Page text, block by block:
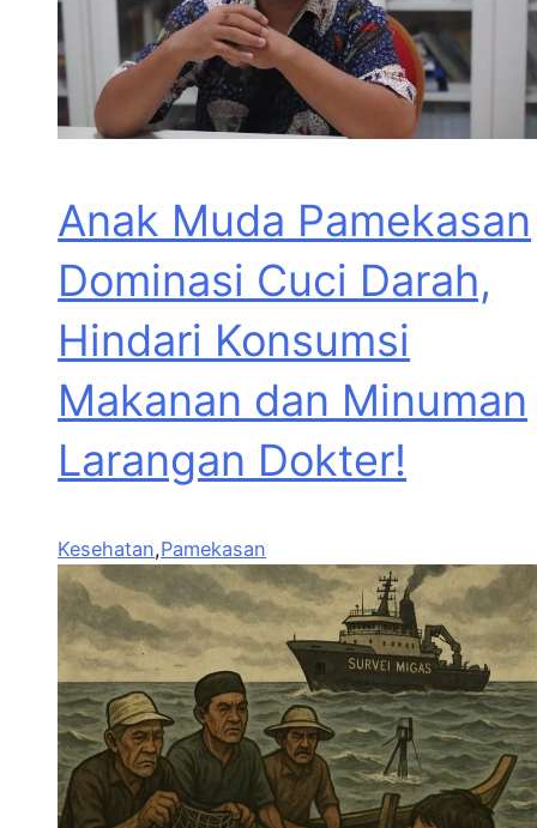
Anak Muda Pamekasan
Dominasi Cuci Darah,
Hindari Konsumsi
Makanan dan Minuman
Larangan Dokter!
Kesehatan,Pamekasan